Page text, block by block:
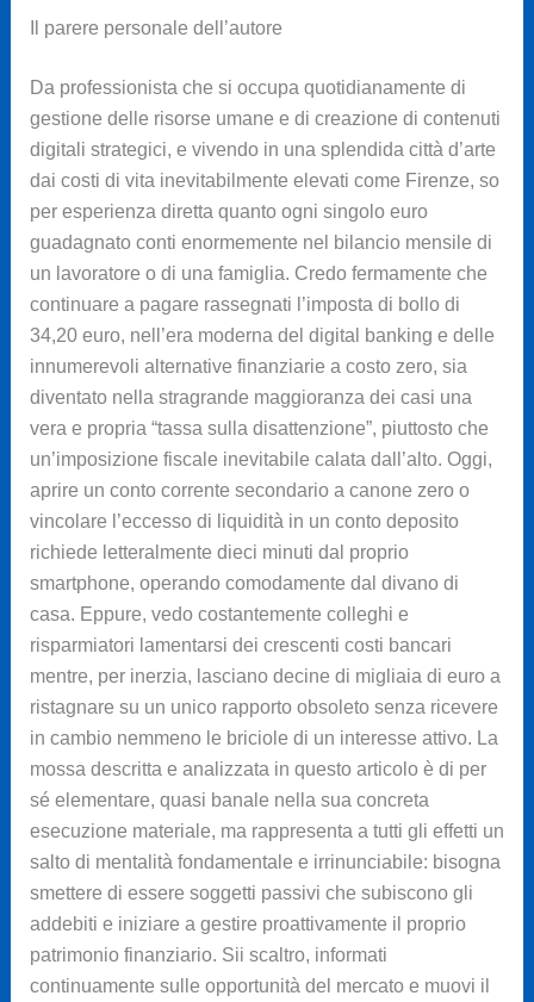
Il parere personale dell’autore
Da professionista che si occupa quotidianamente di
gestione delle risorse umane e di creazione di contenuti
digitali strategici, e vivendo in una splendida città d’arte
dai costi di vita inevitabilmente elevati come Firenze, so
per esperienza diretta quanto ogni singolo euro
guadagnato conti enormemente nel bilancio mensile di
un lavoratore o di una famiglia. Credo fermamente che
continuare a pagare rassegnati l’imposta di bollo di
34,20 euro, nell’era moderna del digital banking e delle
innumerevoli alternative finanziarie a costo zero, sia
diventato nella stragrande maggioranza dei casi una
vera e propria “tassa sulla disattenzione”, piuttosto che
un’imposizione fiscale inevitabile calata dall’alto. Oggi,
aprire un conto corrente secondario a canone zero o
vincolare l’eccesso di liquidità in un conto deposito
richiede letteralmente dieci minuti dal proprio
smartphone, operando comodamente dal divano di
casa. Eppure, vedo costantemente colleghi e
risparmiatori lamentarsi dei crescenti costi bancari
mentre, per inerzia, lasciano decine di migliaia di euro a
ristagnare su un unico rapporto obsoleto senza ricevere
in cambio nemmeno le briciole di un interesse attivo. La
mossa descritta e analizzata in questo articolo è di per
sé elementare, quasi banale nella sua concreta
esecuzione materiale, ma rappresenta a tutti gli effetti un
salto di mentalità fondamentale e irrinunciabile: bisogna
smettere di essere soggetti passivi che subiscono gli
addebiti e iniziare a gestire proattivamente il proprio
patrimonio finanziario. Sii scaltro, informati
continuamente sulle opportunità del mercato e muovi il